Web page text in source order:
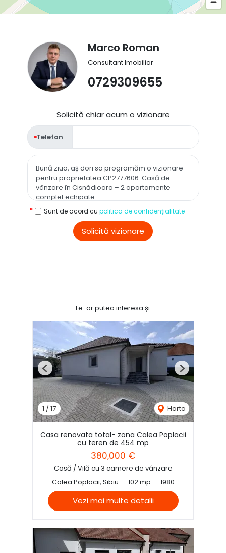
Marco Roman
Consultant Imobiliar
0729309655
Solicită chiar acum o vizionare
Telefon
Sunt de acord cu politica de confidențialitate
Solicită vizionare
Te-ar putea interesa și:
1 / 17 Harta
Previous Next
Casa renovata total- zona Calea Poplacii
cu teren de 454 mp
380,000 €
Casă / Vilă cu 3 camere de vânzare
Calea Poplacii, Sibiu
102 mp 1980
Vezi mai multe detalii